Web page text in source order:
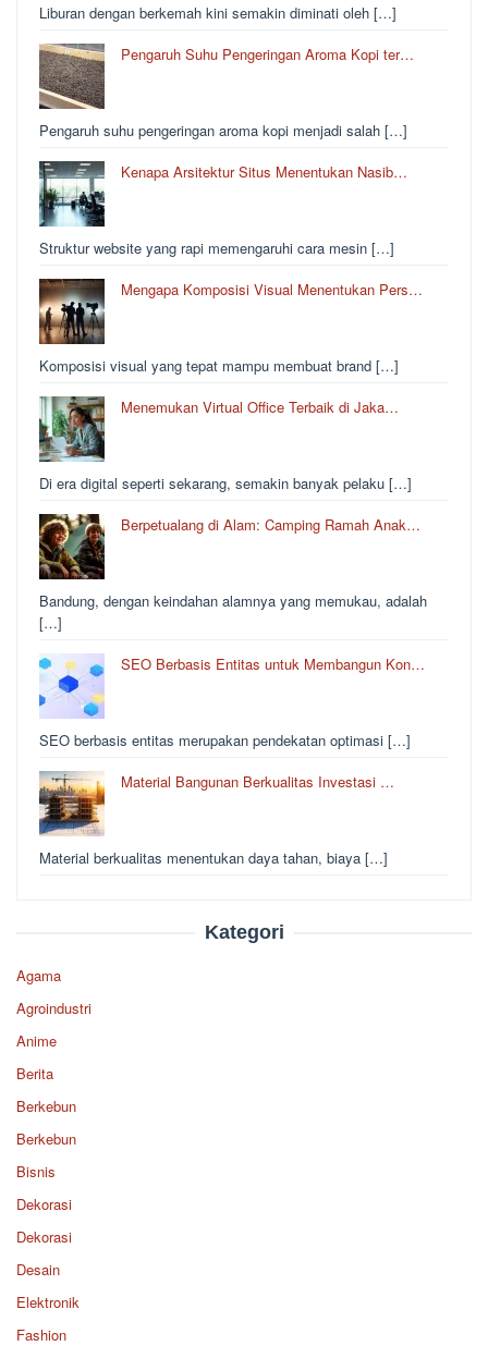
Liburan dengan berkemah kini semakin diminati oleh […]
Pengaruh Suhu Pengeringan Aroma Kopi ter…
Pengaruh suhu pengeringan aroma kopi menjadi salah […]
Kenapa Arsitektur Situs Menentukan Nasib…
Struktur website yang rapi memengaruhi cara mesin […]
Mengapa Komposisi Visual Menentukan Pers…
Komposisi visual yang tepat mampu membuat brand […]
Menemukan Virtual Office Terbaik di Jaka…
Di era digital seperti sekarang, semakin banyak pelaku […]
Berpetualang di Alam: Camping Ramah Anak…
Bandung, dengan keindahan alamnya yang memukau, adalah
[…]
SEO Berbasis Entitas untuk Membangun Kon…
SEO berbasis entitas merupakan pendekatan optimasi […]
Material Bangunan Berkualitas Investasi …
Material berkualitas menentukan daya tahan, biaya […]
Kategori
Agama
Agroindustri
Anime
Berita
Berkebun
Berkebun
Bisnis
Dekorasi
Dekorasi
Desain
Elektronik
Fashion